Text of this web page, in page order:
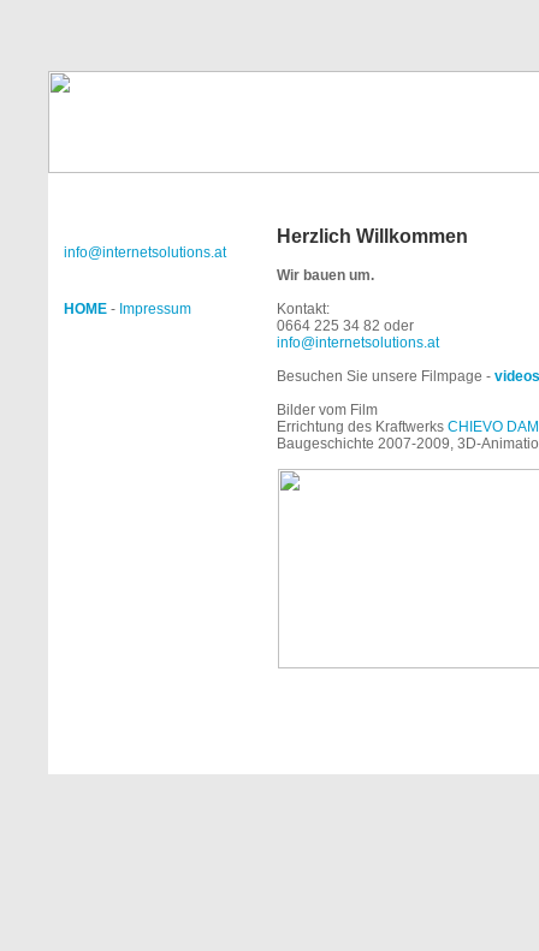
info@internetsolutions.at
HOME - Impressum
Herzlich Willkommen
Wir bauen um.
Kontakt:
0664 225 34 82 oder
info@internetsolutions.at
Besuchen Sie unsere Filmpage -
Bilder vom Film
Errichtung des Kraftwerks CHIEVO DAM
Baugeschichte 2007-2009, 3D-